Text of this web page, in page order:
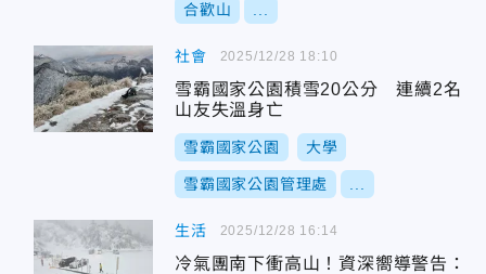
合歡山
社會
雪霸國家公園積雪20公分 連續2名
山友失溫身亡
雪霸國家公園 大學
雪霸國家公園管理處
2025/12/28 18:10
生活
冷氣團南下衝高山！資深嚮導警告：
2025/12/28 16:14